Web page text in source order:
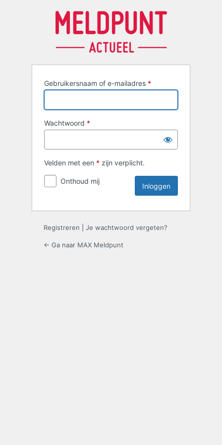
Gebruikersnaam of e-mailadres *
Wachtwoord *
Velden met een * zijn verplicht.
Onthoud mij
Registreren Je wachtwoord vergeten?
← Ga naar MAX Meldpunt